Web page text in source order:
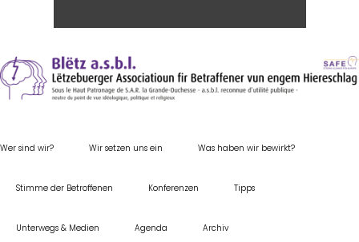
Wer sind wir? Wir setzen uns ein Was haben wir bewirkt?
Stimme der Betroffenen Konferenzen Tipps
Unterwegs & Medien Agenda Archiv